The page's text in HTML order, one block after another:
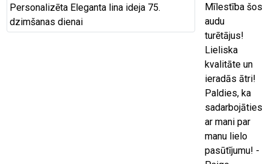
Mīlestība šos
audu
turētājus!
Lieliska
kvalitāte un
ieradās ātri!
Paldies, ka
sadarbojāties
ar mani par
manu lielo
pasūtījumu! -